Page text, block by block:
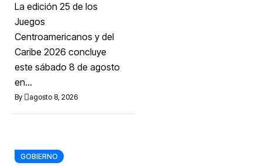
a RD ante el reto
de preservar su
nueva
infraestructura
deportiva
La edición 25 de los
Juegos
Centroamericanos y del
Caribe 2026 concluye
este sábado 8 de agosto
en...
By agosto 8, 2026
GOBIERNO